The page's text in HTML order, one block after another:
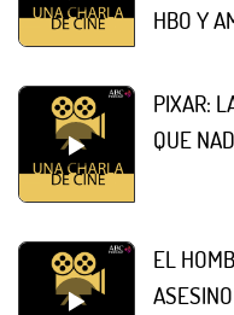
HBO Y
PIXAR:
QUE
EL